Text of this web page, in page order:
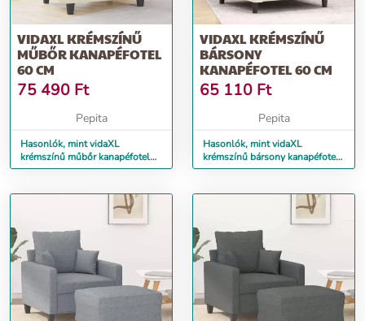
VIDAXL KRÉMSZÍNŰ
MŰBŐR KANAPÉFOTEL
60 CM
75 490 Ft
Pepita
Hasonlók, mint vidaXL
krémszínű műbőr kanapéfotel
60 cm
VIDAXL KRÉMSZÍNŰ
BÁRSONY
KANAPÉFOTEL 60 CM
65 110 Ft
Pepita
Hasonlók, mint vidaXL
krémszínű bársony kanapéfotel
60 cm